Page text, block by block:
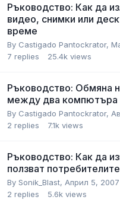
Ръководство: Как да
видео, снимки или
време
By Castigado Pantockrator,
7 replies 25.4k views
Ръководство: Обмяна
между два компютъра
By Castigado Pantockrator,
2 replies 7.1k views
Ръководство: Как да
ползват
By Sonik_Blast, Април 5, 2007
2 replies 5.6k views